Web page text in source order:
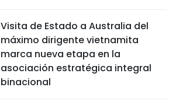
Visita de Estado a Australia del
máximo dirigente vietnamita
marca nueva etapa en la
asociación estratégica integral
binacional